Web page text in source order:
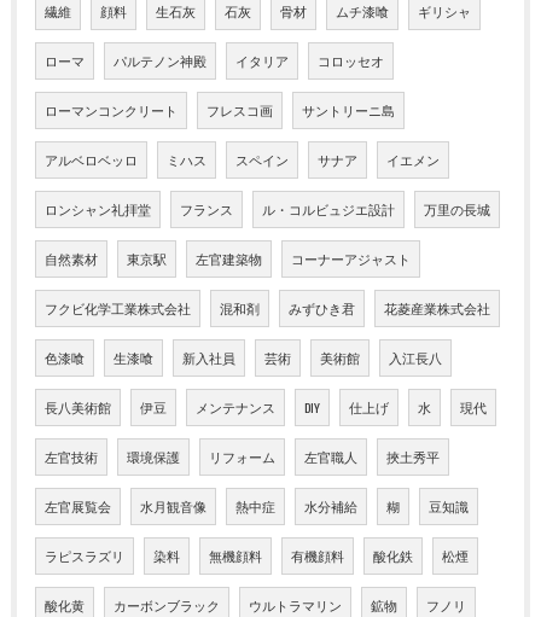
繊維 顔料 生石灰 石灰 骨材 ムチ漆喰 ギリシャ
ローマ パルテノン神殿 イタリア コロッセオ
ローマンコンクリート フレスコ画 サントリーニ島
アルベロベッロ ミハス スペイン サナア イエメン
ロンシャン礼拝堂 フランス ル・コルビュジエ設計 万里の長城
自然素材 東京駅 左官建築物 コーナーアジャスト
フクビ化学工業株式会社 混和剤 みずひき君 花菱産業株式会社
色漆喰 生漆喰 新入社員 芸術 美術館 入江長八
長八美術館 伊豆 メンテナンス DIY 仕上げ 水 現代
左官技術 環境保護 リフォーム 左官職人 挾土秀平
左官展覧会 水月観音像 熱中症 水分補給 糊 豆知識
ラピスラズリ 染料 無機顔料 有機顔料 酸化鉄 松煙
酸化黄 カーボンブラック ウルトラマリン 鉱物 フノリ